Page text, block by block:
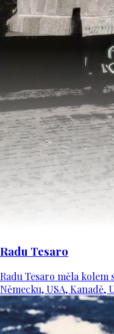
Radu Tesaro
Radu Tesaro měla kolem
Německu, USA, Kanadě,